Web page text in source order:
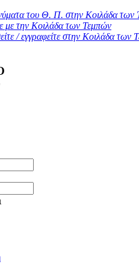
του Θ. Π. στην Κοιλάδα των
με την Κοιλάδα των Τεμπών
/ εγγραφείτε στην Κοιλάδα των